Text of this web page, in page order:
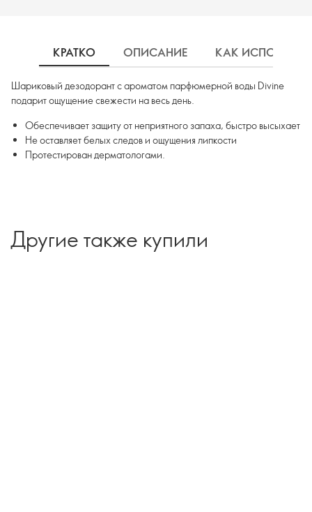
КРАТКО ОПИСАНИЕ КАК
Шариковый дезодорант с ароматом парфюмерной воды Divine
подарит ощущение свежести на весь день.
Обеспечивает защиту от неприятного запаха, быстро высыхает
Не оставляет белых следов и ощущения липкости
Протестирован дерматологами.
Другие также купили